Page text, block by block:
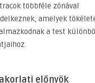
többféle zónával
amelyek
a test
előnyök